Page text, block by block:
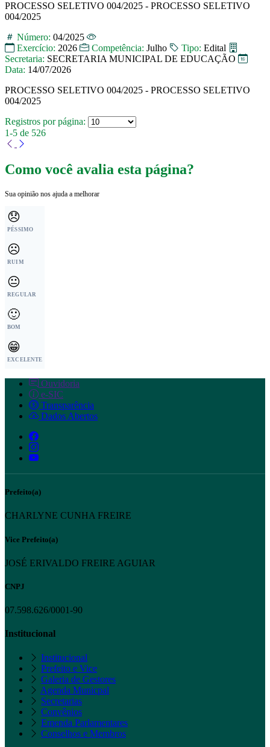
PROCESSO SELETIVO 004/2025 - PROCESSO SELETIVO
004/2025
Número: 04/2025
Exercício: 2026 Competência: Julho Tipo: Edital
Secretaria: SECRETARIA MUNICIPAL DE EDUCAÇÃO
Data: 14/07/2026
PROCESSO SELETIVO 004/2025 - PROCESSO SELETIVO
004/2025
Registros por página:
1-5 de 526
Como você avalia esta página?
Sua opinião nos ajuda a melhorar
😞
PÉSSIMO
☹️
RUIM
😐
REGULAR
🙂
BOM
😁
EXCELENTE
Ouvidoria
e-SIC
Transparência
Dados Abertos
Prefeito(a)
CHARLYNE CUNHA FREIRE
Vice Prefeito(a)
JOSÉ ERIVALDO FREIRE AGUIAR
CNPJ
07.598.626/0001-90
Institucional
Institucional
Prefeito e Vice
Galeria de Gestores
Agenda Municpal
Secretarias
Convênios
Emenda Parlamentares
Conselhos e Membros